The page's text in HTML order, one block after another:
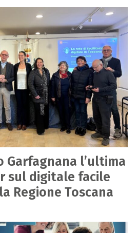
Garfagnana l’ultima
sul digitale facile
Regione Toscana